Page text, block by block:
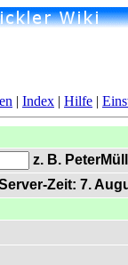
| Index | Hilfe |
z. B.
Zeit: 7.